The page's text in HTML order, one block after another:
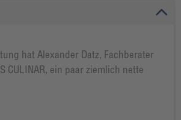
hat Alexander Datz, Fachberater
CULINAR, ein paar ziemlich nette